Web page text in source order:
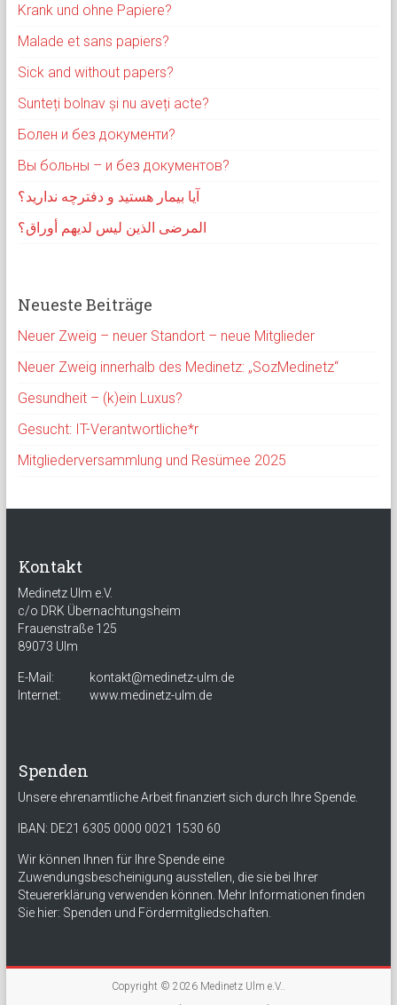
Krank und ohne Papiere?
Malade et sans papiers?
Sick and without papers?
Sunteți bolnav și nu aveți acte?
Болен и без документи?
Вы больны – и без документов?
آیا بیمار هستید و دفترچه ندارید؟
المرضى الذين ليس لديهم أوراق؟
Neueste Beiträge
Neuer Zweig – neuer Standort – neue Mitglieder
Neuer Zweig innerhalb des Medinetz: „SozMedinetz“
Gesundheit – (k)ein Luxus?
Gesucht: IT-Verantwortliche*r
Mitgliederversammlung und Resümee 2025
Kontakt
Medinetz Ulm e.V.
c/o DRK Übernachtungsheim
Frauenstraße 125
89073 Ulm
E-Mail:
kontakt@medinetz-ulm.de
Internet:
www.medinetz-ulm.de
Spenden
Unsere ehrenamtliche Arbeit finanziert sich durch Ihre Spende.
IBAN: DE21 6305 0000 0021 1530 60
Wir können Ihnen für Ihre Spende eine
Zuwendungsbescheinigung ausstellen, die sie bei Ihrer
Steuererklärung verwenden können. Mehr Informationen finden
Sie hier: Spenden und Fördermitgliedschaften
Copyright © 2026 Medinetz Ulm e.V..